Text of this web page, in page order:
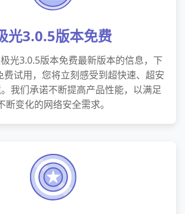
光3.0.5版本免费
光3.0.5版本免费最新版本的信息，下
费试用，您将立刻感受到超快速、超安
我们承诺不断提高产品性能，以满足
断变化的网络安全需求。